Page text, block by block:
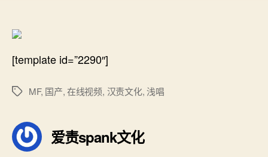
[template id=”2290″]
标
MF, 国产,在线视频, 汉责文化,浅唱
爱责spank文化